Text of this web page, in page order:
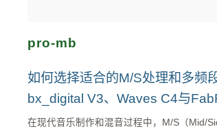
pro-mb
如何选择适合的M/S处理和多频
bx_digital V3、Waves C4与
在现代音乐制作和混音过程中，M/S（Mid/